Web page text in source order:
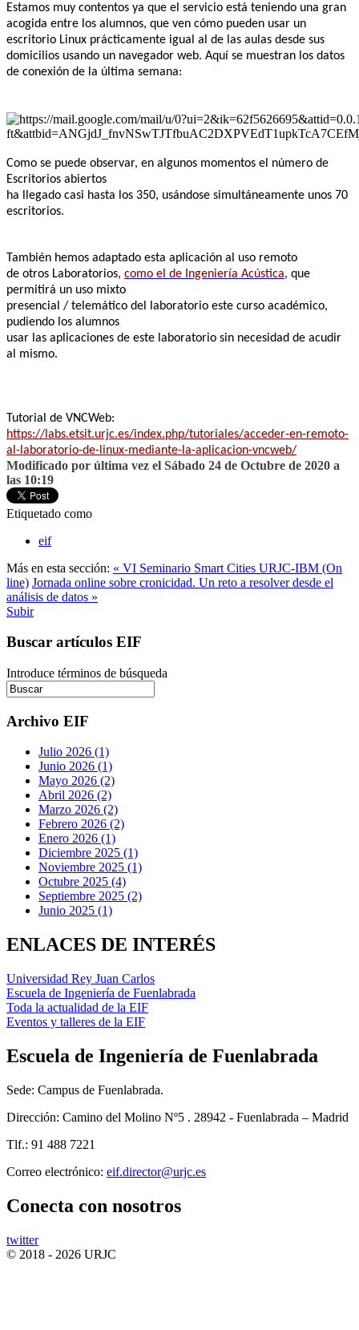
Estamos muy contentos ya que el servicio está teniendo una gran
acogida entre los alumnos, que ven cómo pueden usar un
escritorio Linux prácticamente igual al de las aulas desde sus
domicilios usando un navegador web. Aquí se muestran los datos
de conexión de la última semana:
Como se puede observar, en algunos momentos el número de
Escritorios abiertos
ha llegado casi hasta los 350, usándose simultáneamente unos 70
escritorios.
También hemos adaptado esta aplicación al uso remoto
de otros Laboratorios, como el de Ingeniería Acústica, que
permitirá un uso mixto
presencial / telemático del laboratorio este curso académico,
pudiendo los alumnos
usar las aplicaciones de este laboratorio sin necesidad de acudir
al mismo.
Tutorial de VNCWeb:
https://labs.etsit.urjc.es/index.php/tutoriales/acceder-en-remoto-
al-laboratorio-de- linux-mediante-la-aplicacion-vncweb/
Modificado por última vez el Sábado 24 de Octubre de 2020 a
las 10:19
Etiquetado como
eif
Más en esta sección: « VI Seminario Smart Cities URJC-IBM (On
line) Jornada online sobre cronicidad. Un reto a resolver desde el
análisis de datos »
Subir
Buscar artículos EIF
Introduce términos de búsqueda
Archivo EIF
Julio 2026 (1)
Junio 2026 (1)
Mayo 2026 (2)
Abril 2026 (2)
Marzo 2026 (2)
Febrero 2026 (2)
Enero 2026 (1)
Diciembre 2025 (1)
Noviembre 2025 (1)
Octubre 2025 (4)
Septiembre 2025 (2)
Junio 2025 (1)
ENLACES DE INTERÉS
Universidad Rey Juan Carlos
Escuela de Ingeniería de Fuenlabrada
Toda la actualidad de la EIF
Eventos y talleres de la EIF
Escuela de Ingeniería de Fuenlabrada
Sede: Campus de Fuenlabrada.
Dirección: Camino del Molino Nº5 . 28942 - Fuenlabrada – Madrid
Tlf.: 91 488 7221
Correo electrónico: eif.director@urjc.es
Conecta con nosotros
twitter
© 2018 - 2026 URJC